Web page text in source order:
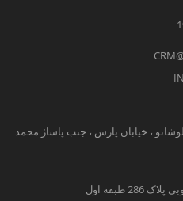
، خیابان پارس ، جنب پاساژ محمد
طبقه اول